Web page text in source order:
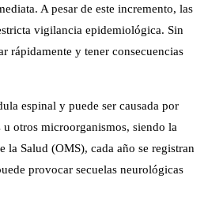
A pesar de este incremento, las
vigilancia epidemiológica. Sin
rápidamente y tener consecuencias
espinal y puede ser causada por
otros microorganismos, siendo la
Salud (OMS), cada año se registran
provocar secuelas neurológicas